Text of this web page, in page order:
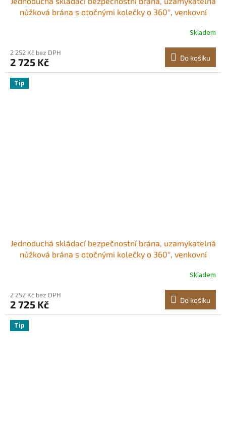
nůžková brána s otočnými kolečky o 360°, venkovní
vstupu, garáže, skladu a bazénu, 180 × 161 cm (Š × V)
Skladem
2 252 Kč bez DPH
2 725 Kč Do košíku
Tip
Jednoduchá skládací bezpečnostní brána, uzamykatelná
nůžková brána s otočnými kolečky o 360°, venkovní
vstupu, garáže, skladu a bazénu, 170 × 131 cm (Š × V)
Skladem
2 252 Kč bez DPH
2 725 Kč Do košíku
Tip